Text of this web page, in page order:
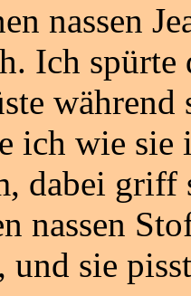
nassen
Ich
ich wie sie
dabei griff
nassen
sie